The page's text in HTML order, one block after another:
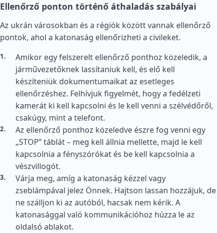
Ellenőrző ponton történő áthaladás szabályai
Az ukrán városokban és a régiók között vannak ellenőrző
pontok, ahol a katonaság ellenőrizheti a civileket.
Amikor egy felszerelt ellenőrző ponthoz közeledik, a
járművezetőknek lassítaniuk kell, és elő kell
készíteniük dokumentumaikat az esetleges
ellenőrzéshez. Felhívjuk figyelmét, hogy a fedélzeti
kamerát ki kell kapcsolni és le kell venni a szélvédőről,
csakúgy, mint a telefont.
Az ellenőrző ponthoz közeledve észre fog venni egy
„STOP” táblát – meg kell állnia mellette, majd le kell
kapcsolnia a fényszórókat és be kell kapcsolnia a
vészvillogót.
Várja meg, amíg a katonaság kézzel vagy
zseblámpával jelez Önnek. Hajtson lassan hozzájuk, de
ne szálljon ki az autóból, hacsak nem kérik. A
katonasággal való kommunikációhoz húzza le az
oldalsó ablakot.